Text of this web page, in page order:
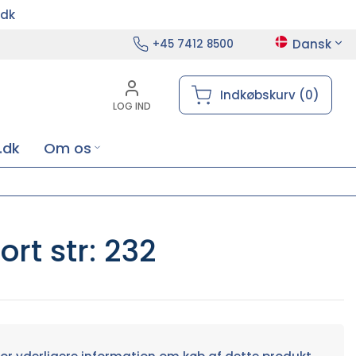
+45 7412 8500 Dansk
LOG IND
Indkøbskurv (0)
Om os
str: 232